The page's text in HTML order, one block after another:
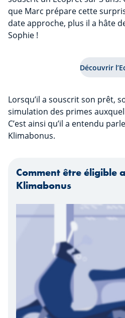
que Marc prépare cette
date approche, plus il a hâte
Sophie !
Découvrir
Lorsqu’il a souscrit son prêt,
simulation des primes
C’est ainsi qu’il a entendu
Klimabonus.
Comment être éligible
Klimabonus